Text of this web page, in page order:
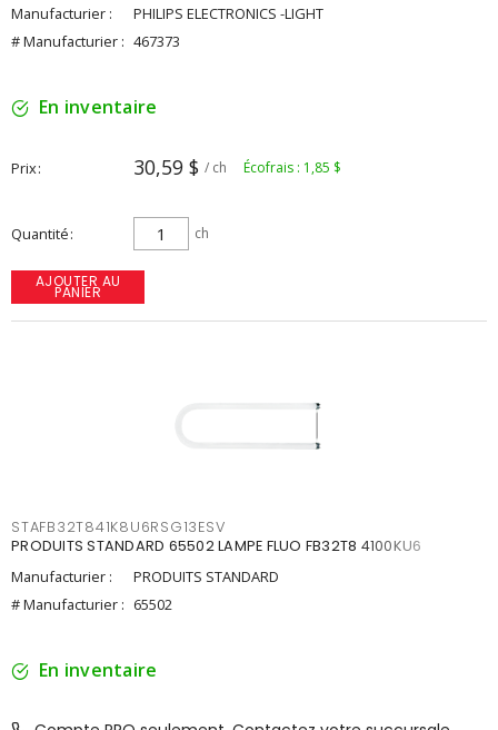
Manufacturier :
PHILIPS ELECTRONICS -LIGHT
# Manufacturier : 467373
En inventaire
Prix 30,59 $ / ch Écofrais : 1,85 $
Quantité ch
AJOUTER AU
PANIER
STAFB32T841K8U6RSG13ESV
PRODUITS STANDARD 65502 LAMPE FLUO FB32T8 4100KU6
Manufacturier :
PRODUITS STANDARD
# Manufacturier : 65502
En inventaire